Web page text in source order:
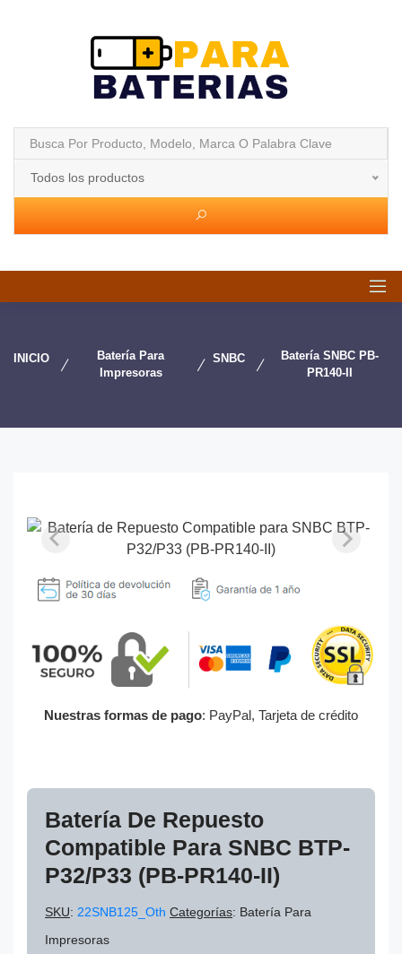
Todos los productos
INICIO
Batería Para
Impresoras
SNBC
Batería SNBC PB-
PR140-II
Nuestras formas de pago: PayPal, Tarjeta de crédito
Batería De Repuesto
Compatible Para SNBC BTP-
P32/P33 (PB-PR140-II)
SKU: 22SNB125_Oth Categorías: Batería Para
Impresoras